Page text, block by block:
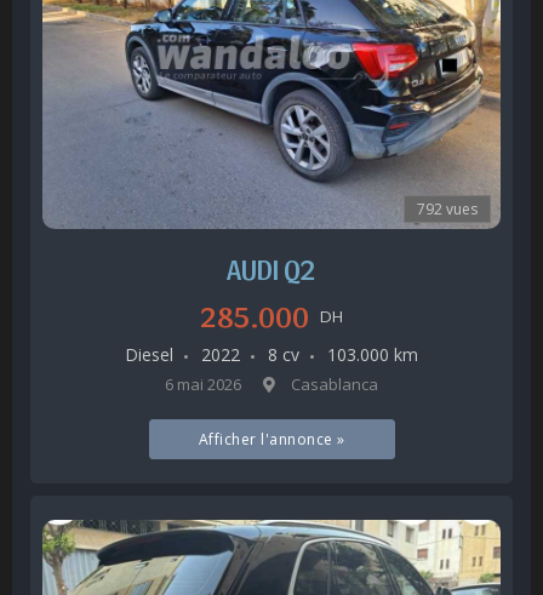
792 vues
AUDI Q2
285.000 DH
Diesel 2022 8 cv 103.000 km
6 mai 2026 Casablanca
Afficher l'annonce »